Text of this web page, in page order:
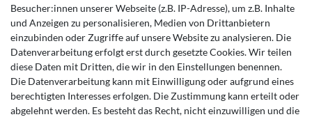
Besucher:innen unserer Webseite (z.B. IP-Adresse), um z.B. Inhalte
und Anzeigen zu personalisieren, Medien von Drittanbietern
einzubinden oder Zugriffe auf unsere Website zu analysieren. Die
Datenverarbeitung erfolgt erst durch gesetzte Cookies. Wir teilen
diese Daten mit Dritten, die wir in den Einstellungen benennen.
Die Datenverarbeitung kann mit Einwilligung oder aufgrund eines
berechtigten Interesses erfolgen. Die Zustimmung kann erteilt oder
abgelehnt werden. Es besteht das Recht, nicht einzuwilligen und die